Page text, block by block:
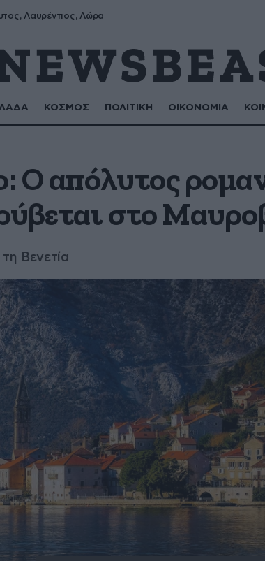
Λαυρέντιος, Λώρα
ΚΟΣΜΟΣ ΠΟΛΙΤΙΚΗ ΟΙΚΟΝΟΜΙΑ
Ο απόλυτος
στο
Βενετία